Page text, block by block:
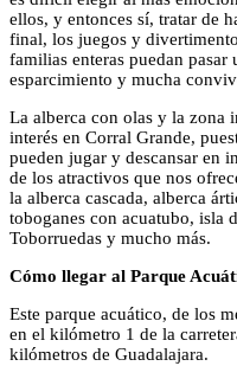
ellos, y entonces sí, tratar de
final, los juegos y
familias enteras puedan
esparcimiento y mucha
La alberca con olas y la zona
interés en Corral Grande,
pueden jugar y descansar en
de los atractivos que nos
la alberca cascada, alberca
toboganes con acuatubo, isla
Toborruedas y mucho más.
Cómo llegar al Parque
Este parque acuático, de los
en el kilómetro 1 de la
kilómetros de Guadalajara.